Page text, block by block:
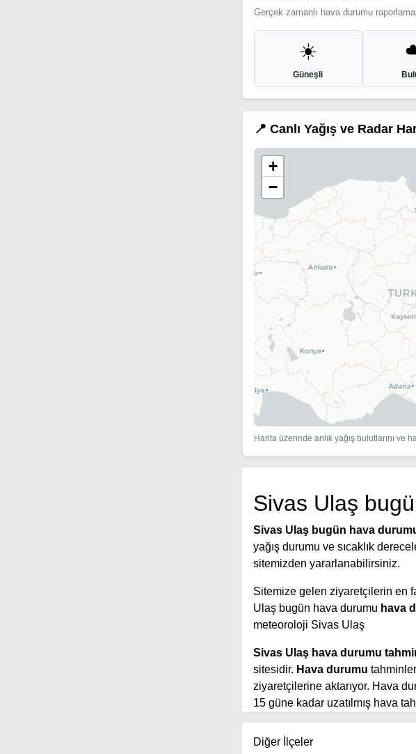
Gerçek zamanlı hava durumu
☀️
Güneşli
📍 Canlı Yağış ve Radar
+
−
Harita üzerinde anlık yağış bulutlarını ve
Sivas Ulaş
Sivas Ulaş bugün hava
yağış durumu ve sıcaklık
sitemizden yararlanabilirsiniz.
Sitemize gelen ziyaretçilerin en
Ulaş bugün hava durumu hava
meteoroloji Sivas Ulaş
Sivas Ulaş hava durumu
sitesidir. Hava durumu
ziyaretçilerine aktarıyor. Hava
15 güne kadar uzatılmış hava
tahmin süreleri, kolay ve
Diğer İlçeler